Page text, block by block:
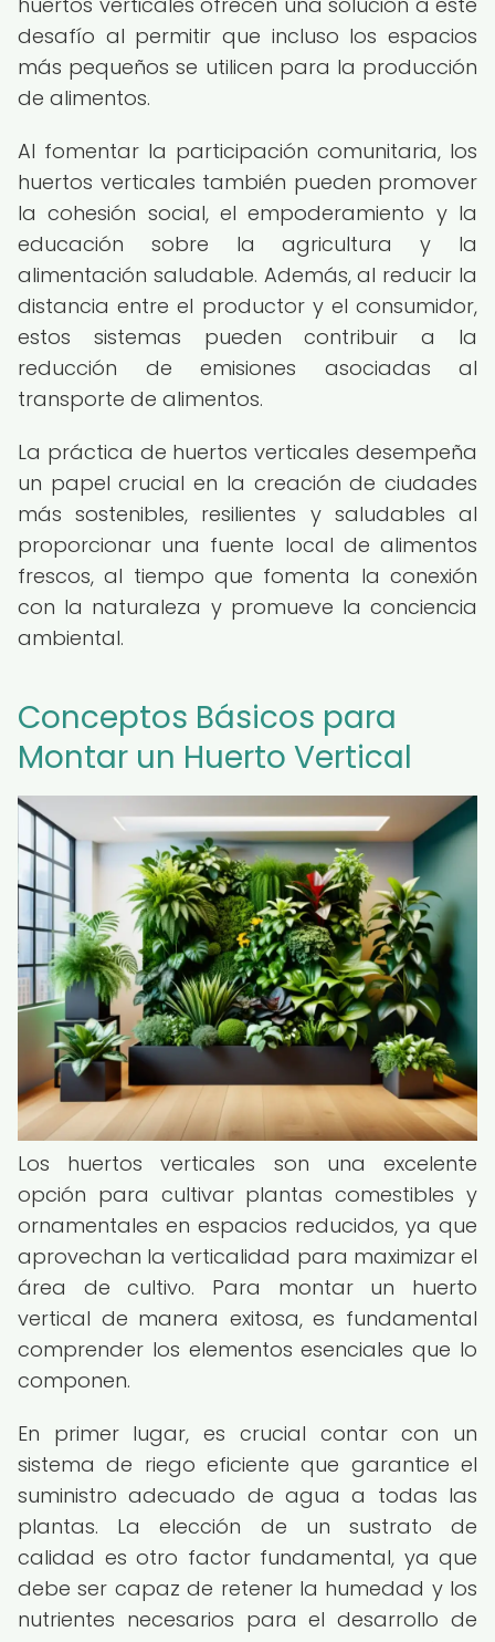
desafío al permitir que incluso los espacios
más pequeños se utilicen para la producción
de alimentos.
Al fomentar la participación comunitaria, los
huertos verticales también pueden promover
la cohesión social, el empoderamiento y la
educación sobre la agricultura y la
alimentación saludable. Además, al reducir la
distancia entre el productor y el consumidor,
estos sistemas pueden contribuir a la
reducción de emisiones asociadas al
transporte de alimentos.
La práctica de huertos verticales desempeña
un papel crucial en la creación de ciudades
más sostenibles, resilientes y saludables al
proporcionar una fuente local de alimentos
frescos, al tiempo que fomenta la conexión
con la naturaleza y promueve la conciencia
ambiental.
Conceptos Básicos para
Montar un Huerto Vertical
Los huertos verticales son una excelente
opción para cultivar plantas comestibles y
ornamentales en espacios reducidos, ya que
aprovechan la verticalidad para maximizar el
área de cultivo. Para montar un huerto
vertical de manera exitosa, es fundamental
comprender los elementos esenciales que lo
componen.
En primer lugar, es crucial contar con un
sistema de riego eficiente que garantice el
suministro adecuado de agua a todas las
plantas. La elección de un sustrato de
calidad es otro factor fundamental, ya que
debe ser capaz de retener la humedad y los
nutrientes necesarios para el desarrollo de